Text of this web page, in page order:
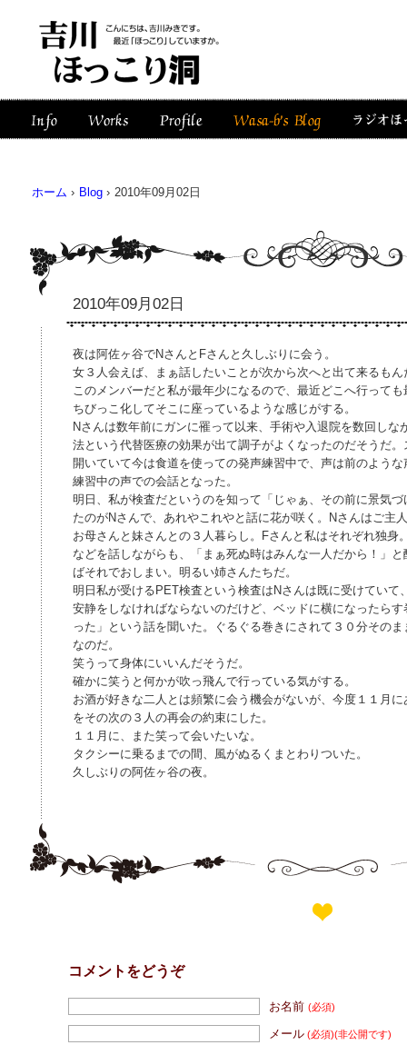
ホーム › Blog › 2010年09月02日
2010年09月02日
夜は阿佐ヶ谷でNさんとFさんと久しぶりに会う。
女３人会えば、まぁ話したいことが次から次へと出て来るもん
このメンバーだと私が最年少になるので、最近どこへ行って
ちびっこ化してそこに座っているような感じがする。
Nさんは数年前にガンに罹って以来、手術や入退院を数回しな
法という代替医療の効果が出て調子がよくなったのだそうだ
開いていて今は食道を使っての発声練習中で、声は前のよう
練習中の声での会話となった。
明日、私が検査だというのを知って「じゃぁ、その前に景気
たのがNさんで、あれやこれやと話に花が咲く。Nさんはご主
お母さんと妹さんとの３人暮らし。Fさんと私はそれぞれ独身
などを話しながらも、「まぁ死ぬ時はみんな一人だから！」
ばそれでおしまい。明るい姉さんたちだ。
明日私が受けるPET検査という検査はNさんは既に受けていて
安静をしなければならないのだけど、ベッドに横になったら
った」という話を聞いた。ぐるぐる巻きにされて３０分その
なのだ。
笑うって身体にいいんだそうだ。
確かに笑うと何かが吹っ飛んで行っている気がする。
お酒が好きな二人とは頻繁に会う機会がないが、今度１１月
をその次の３人の再会の約束にした。
１１月に、また笑って会いたいな。
タクシーに乗るまでの間、風がぬるくまとわりついた。
久しぶりの阿佐ヶ谷の夜。
コメントをどうぞ
お名前(必須)
メール (必須)(非公開です)